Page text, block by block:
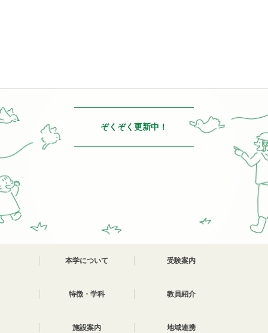
ぞくぞく更新中！
本学について 受験案内
特徴・学科 教員紹介
施設案内 地域連携